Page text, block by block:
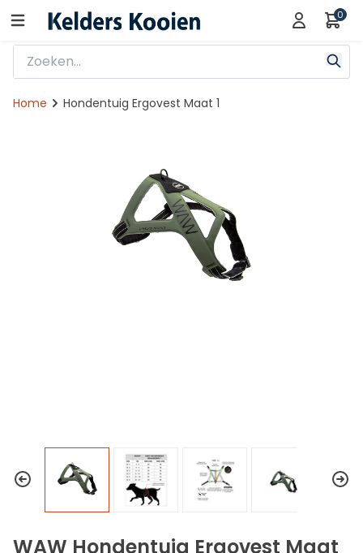
0
Home Hondentuig Ergovest Maat 1
WAW Hondentuig Ergovest Maat